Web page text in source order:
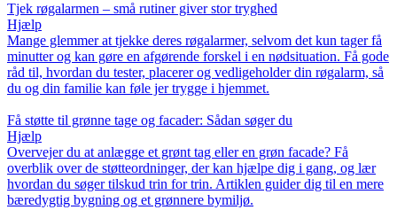
Tjek røgalarmen – små rutiner giver stor tryghed
Hjælp
Mange glemmer at tjekke deres røgalarmer, selvom det kun tager få
minutter og kan gøre en afgørende forskel i en nødsituation. Få gode
råd til, hvordan du tester, placerer og vedligeholder din røgalarm, så
du og din familie kan føle jer trygge i hjemmet.
Få støtte til grønne tage og facader: Sådan søger du
Hjælp
Overvejer du at anlægge et grønt tag eller en grøn facade? Få
overblik over de støtteordninger, der kan hjælpe dig i gang, og lær
hvordan du søger tilskud trin for trin. Artiklen guider dig til en mere
bæredygtig bygning og et grønnere bymiljø.